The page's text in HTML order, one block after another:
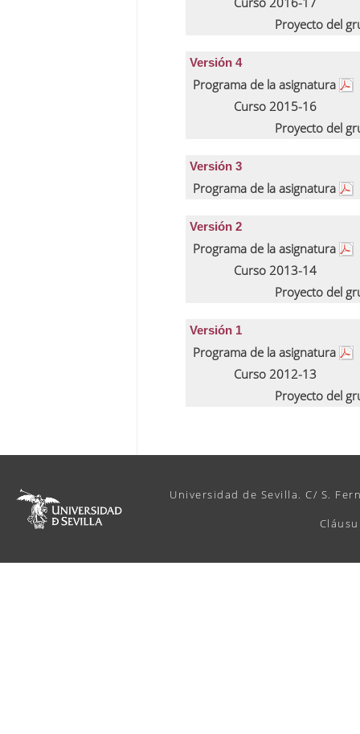
Proyecto del
Versión 4
Programa de la asignatura
Curso 2015-16
Proyecto del
Versión 3
Programa de la asignatura
Versión 2
Programa de la asignatura
Curso 2013-14
Proyecto del
Versión 1
Programa de la asignatura
Curso 2012-13
Proyecto del
Universidad de Sevilla. C/ S.